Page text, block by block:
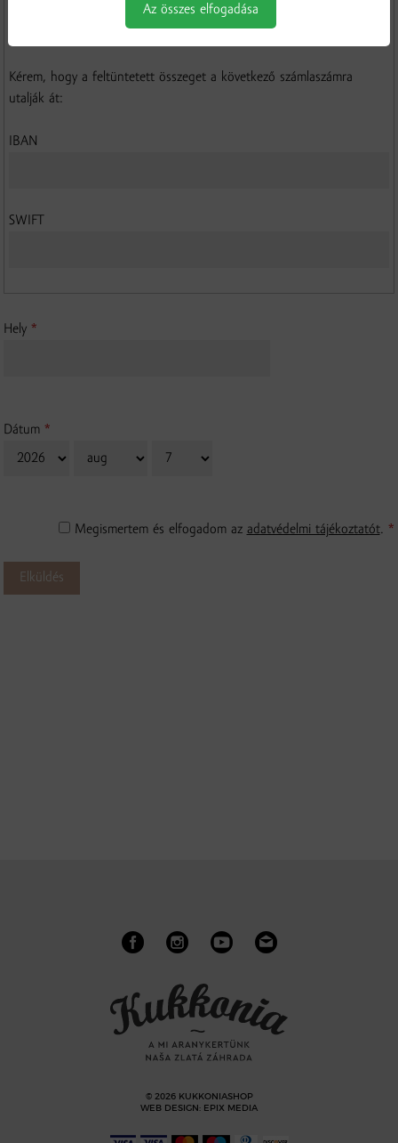
Kérem, hogy a feltüntetett összeget a következő számlaszámra
utalják át:
IBAN
SWIFT
Hely*
Dátum*
Hónap Nap
Megismertem és elfogadom az adatvédelmi tájékoztatót. *
© 2026 KUKKONIASHOP
WEB DESIGN: EPIX MEDIA
Az összes elfogadása